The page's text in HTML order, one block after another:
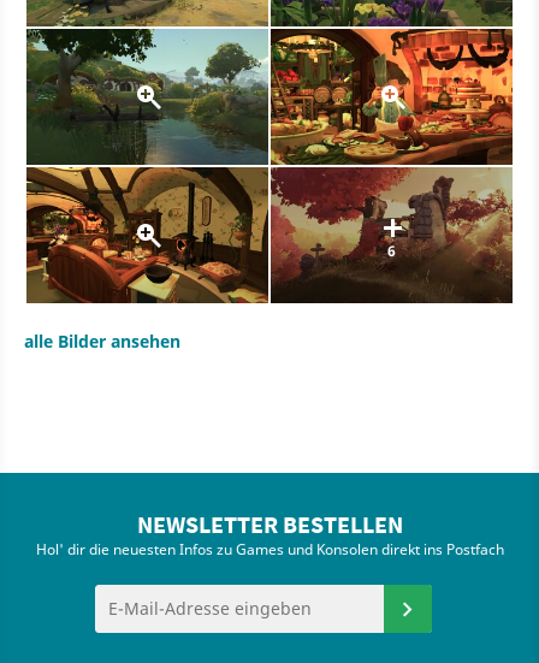
6
alle Bilder ansehen
NEWSLETTER BESTELLEN
Hol' dir die neuesten Infos zu Games und Konsolen direkt ins Postfach